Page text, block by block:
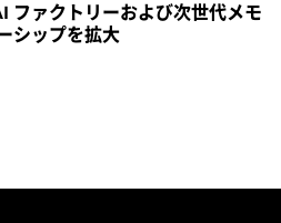
ファクトリーおよび次世代メモ
シップを拡大